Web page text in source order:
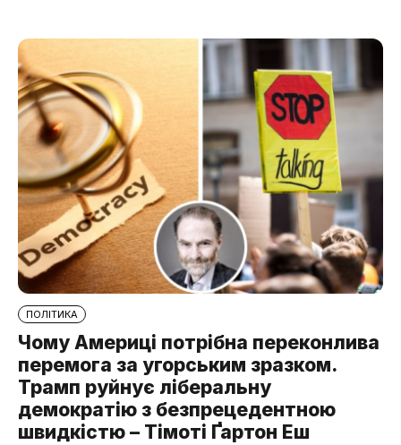
ПОЛІТИКА
Чому Америці потрібна переконлива
перемога за угорським зразком.
Трамп руйнує ліберальну
демократію з безпрецедентною
швидкістю – Тімоті Ґартон Еш